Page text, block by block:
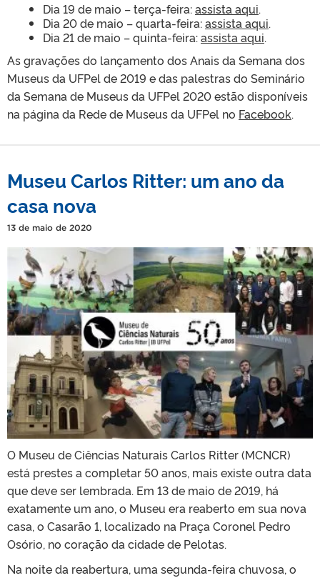
Dia 19 de maio – terça-feira:assista aqui.
Dia 20 de maio – quarta-feira:assista aqui.
Dia 21 de maio – quinta-feira:assista aqui.
As gravações do lançamento dos Anais da Semana dos
Museus da UFPel de 2019 e das palestras do Seminário
da Semana de Museus da UFPel 2020 estão disponíveis
na página da Rede de Museus da UFPel no Facebook.
Museu Carlos Ritter: um ano da
casa nova
13 de maio de 2020
O Museu de Ciências Naturais Carlos Ritter (MCNCR)
está prestes a completar 50 anos, mais existe outra data
que deve ser lembrada. Em 13 de maio de 2019, há
exatamente um ano, o Museu era reaberto em sua nova
casa, o Casarão 1, localizado na Praça Coronel Pedro
Osório, no coração da cidade de Pelotas.
Na noite da reabertura, uma segunda-feira chuvosa, o